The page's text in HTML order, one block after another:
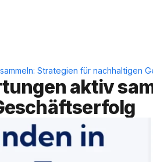
Strategien für nachhaltigen
aktiv